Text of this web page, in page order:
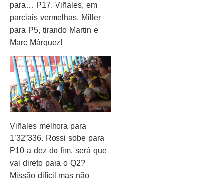
para… P17. Viñales, em
parciais vermelhas, Miller
para P5, tirando Martin e
Marc Márquez!
Viñales melhora para
1’32”336. Rossi sobe para
P10 a dez do fim, será que
vai direto para o Q2?
Missão difícil mas não